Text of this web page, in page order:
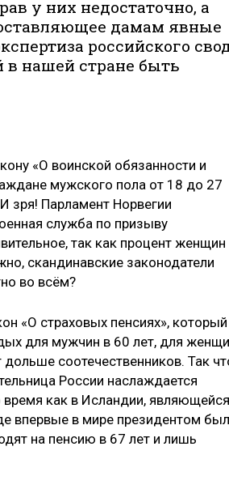
у них недостаточно, а
дамам явные
российского
в нашей стране быть
«О воинской обязанности и
мужского пола от 18 до 27
зря! Парламент Норвегии
служба по призыву
так как процент женщин
скандинавские законодатели
во всём?
«О страховых пенсиях», который
для мужчин в 60 лет, для
соотечественников. Так
России наслаждается
как в Исландии, являющейся
впервые в мире президентом
на пенсию в 67 лет и лишь